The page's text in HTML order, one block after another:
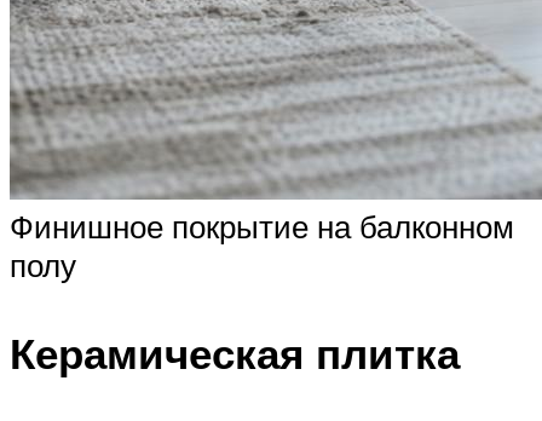
Финишное покрытие на балконном
полу
Керамическая плитка